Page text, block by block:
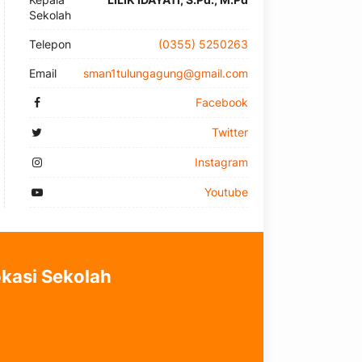
Sekolah
Telepon (0355) 5250263
Email sman1tulungagung@gmail.com
Facebook
Twitter
Instagram
Youtube
Sekolah